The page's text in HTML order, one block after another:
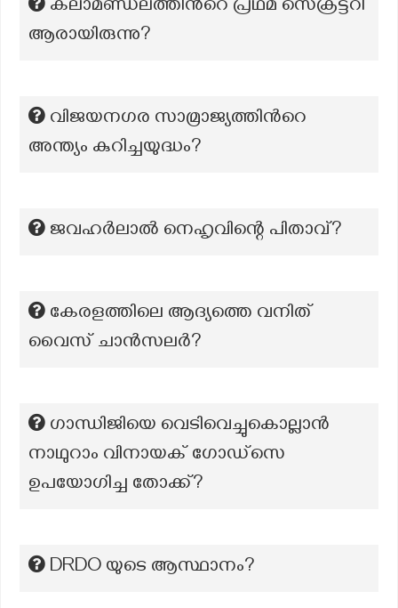
കലാമണ്ഡലത്തിന്‍റെ പ്രഥമ സെക്രട്ടറി
ആരായിരുന്നു?
വിജയനഗര സാമ്രാജ്യത്തിന്‍റെ
അന്ത്യം കുറിച്ചയുദ്ധം?
ജവഹർലാൽ നെഹൃവിന്റെ പിതാവ്?
കേരളത്തിലെ ആദ്യത്തെ വനിത്
വൈസ് ചാന്‍സലര്‍?
ഗാന്ധിജിയെ വെടിവെച്ചുകൊല്ലാൻ
നാഥുറാം വിനായക് ഗോഡ്സെ
ഉപയോഗിച്ച തോക്ക്?
DRDO യുടെ ആസ്ഥാനം?